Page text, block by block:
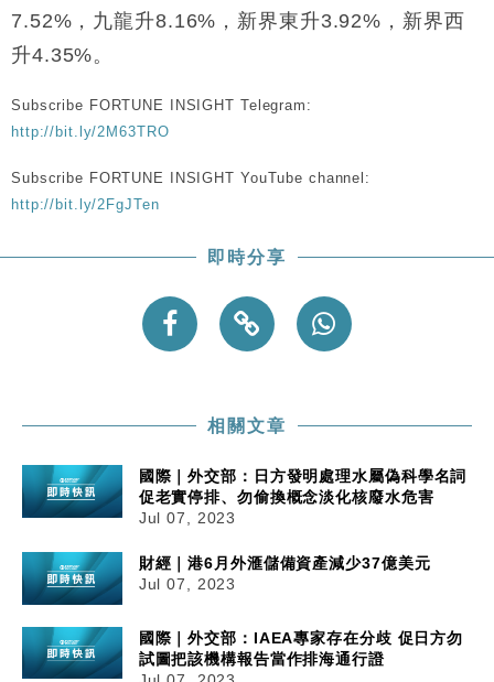
7.52%，九龍升8.16%，新界東升3.92%，新界西
升4.35%。
Subscribe FORTUNE INSIGHT Telegram:
http://bit.ly/2M63TRO
Subscribe FORTUNE INSIGHT YouTube channel:
http://bit.ly/2FgJTen
即時分享
相關文章
國際｜外交部：日方發明處理水屬偽科學名詞
促老實停排、勿偷換概念淡化核廢水危害
Jul 07, 2023
財經｜港6月外滙儲備資產減少37億美元
Jul 07, 2023
國際｜外交部：IAEA專家存在分歧 促日方勿
試圖把該機構報告當作排海通行證